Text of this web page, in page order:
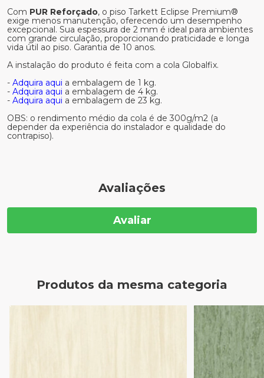
Com PUR Reforçado, o piso Tarkett Eclipse Premium®
exige menos manutenção, oferecendo um desempenho
excepcional. Sua espessura de 2 mm é ideal para ambientes
com grande circulação, proporcionando praticidade e longa
vida útil ao piso. Garantia de 10 anos.
A instalação do produto é feita com a cola Globalfix.
- Adquira aqui a embalagem de 1 kg.
- Adquira aqui a embalagem de 4 kg.
- Adquira aqui a embalagem de 23 kg.
OBS: o rendimento médio da cola é de 300g/m2 (a
depender da experiência do instalador e qualidade do
contrapiso).
Avaliações
Avaliar
Produtos da mesma categoria